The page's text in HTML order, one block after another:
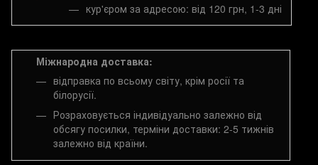
кур'єром за адресою: від 120 грн, 1-3 дні
Міжнародна доставка:
відправка по всьому світу, крім росії та
білорусії.
Розраховується індивідуально залежно від
обсягу посилки, терміни доставки: 2-5 тижнів
залежно від країни.